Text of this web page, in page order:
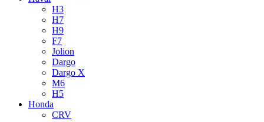
H3
H7
H9
F7
Jolion
Dargo
Dargo X
M6
H5
Honda
CRV